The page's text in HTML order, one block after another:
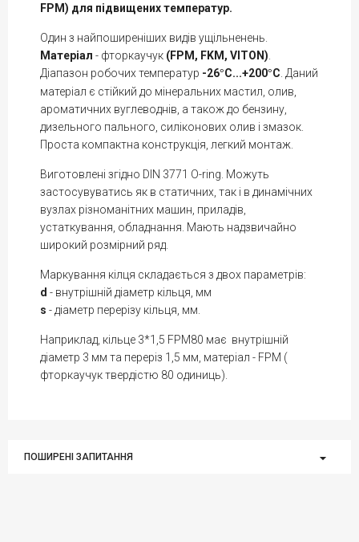
FPM) для підвищених температур.
Один з найпоширеніших видів ущільненень.
Матеріал - фторкаучук (FPM, FKM, VITON)
Діапазон робочих температур -26°С...+200°С . Даний
матеріал є стійкий до мінеральних мастил, олив,
ароматичних вуглеводнів, а також до бензину,
дизельного пального, силіконових олив і змазок.
Проста компактна конструкція, легкий монтаж.
Виготовлені згідно DIN 3771 O-ring. Можуть
застосувуватись як в статичних, так і в динамічних
вузлах різноманітних машин, приладів,
устаткування, обладнання. Мають надзвичайно
широкий розмірний ряд.
Маркування кілця складається з двох параметрів:
d - внутрішній діаметр кільця, мм
s - діаметр перерізу кільця, мм.
Наприклад, кільце 3*1,5 FPM80 має внутрішній
діаметр 3 мм та переріз 1,5 мм, матеріал - FPM (
фторкаучук твердістю 80 одиниць).
ПОШИРЕНІ ЗАПИТАННЯ